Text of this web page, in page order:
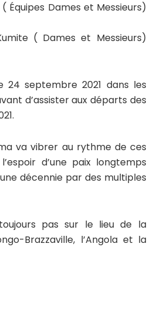
Équipes Dames et Messieurs)
( Dames et Messieurs)
24 septembre 2021 dans les
d’assister aux départs des
va vibrer au rythme de ces
d’une paix longtemps
décennie par des multiples
pas sur le lieu de la
Brazzaville, l’Angola et la